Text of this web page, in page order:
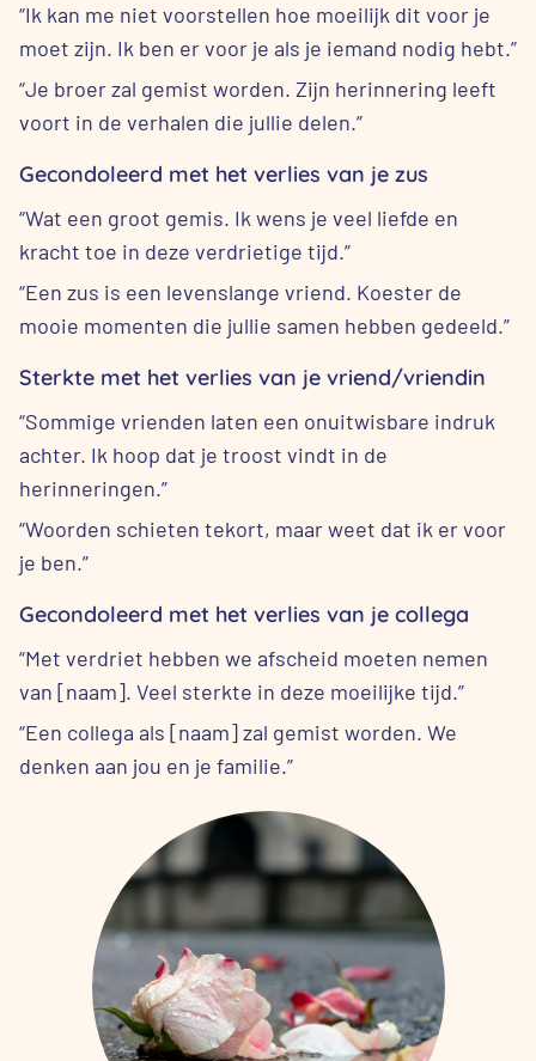
“Ik kan me niet voorstellen hoe moeilijk dit voor je
moet zijn. Ik ben er voor je als je iemand nodig hebt.”
“Je broer zal gemist worden. Zijn herinnering leeft
voort in de verhalen die jullie delen.”
Gecondoleerd met het verlies van je zus
“Wat een groot gemis. Ik wens je veel liefde en
kracht toe in deze verdrietige tijd.”
“Een zus is een levenslange vriend. Koester de
mooie momenten die jullie samen hebben gedeeld.”
Sterkte met het verlies van je vriend/vriendin
“Sommige vrienden laten een onuitwisbare indruk
achter. Ik hoop dat je troost vindt in de
herinneringen.”
“Woorden schieten tekort, maar weet dat ik er voor
je ben.”
Gecondoleerd met het verlies van je collega
“Met verdriet hebben we afscheid moeten nemen
van [naam]. Veel sterkte in deze moeilijke tijd.”
“Een collega als [naam] zal gemist worden. We
denken aan jou en je familie.”